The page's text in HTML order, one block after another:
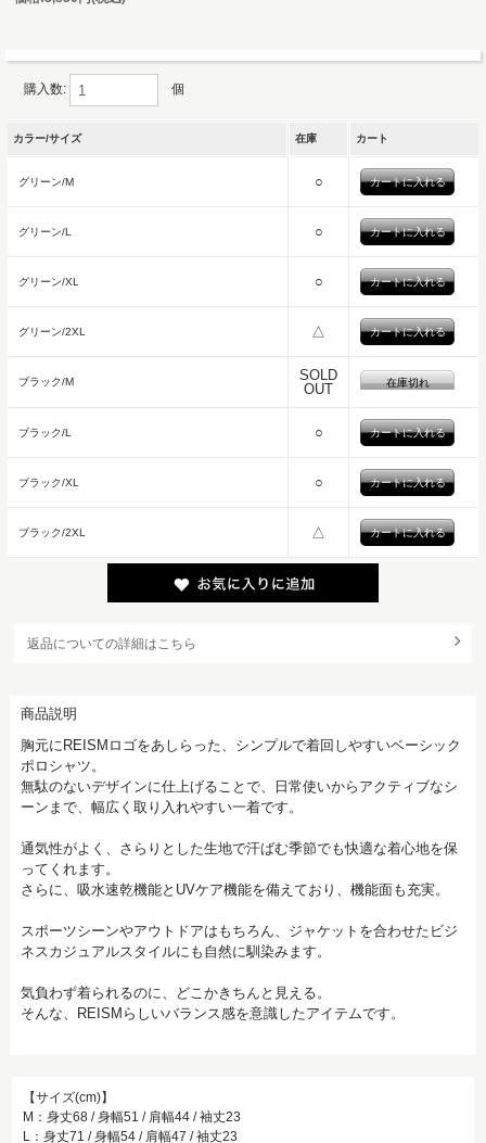
購入数: 個
カラー/サイズ 在庫 カート
グリーン/M ○
グリーン/L ○
グリーン/XL ○
グリーン/2XL △
ブラック/M
SOLD
OUT
在庫切れ
ブラック/L ○
ブラック/XL ○
ブラック/2XL △
返品についての詳細はこちら
商品説明
胸元にREISMロゴをあしらった、シンプルで着回しやすいベーシック
ポロシャツ。
無駄のないデザインに仕上げることで、日常使いからアクティブなシ
ーンまで、幅広く取り入れやすい一着です。
通気性がよく、さらりとした生地で汗ばむ季節でも快適な着心地を保
ってくれます。
さらに、吸水速乾機能とUVケア機能を備えており、機能面も充実。
スポーツシーンやアウトドアはもちろん、ジャケットを合わせたビジ
ネスカジュアルスタイルにも自然に馴染みます。
気負わず着られるのに、どこかきちんと見える。
そんな、REISMらしいバランス感を意識したアイテムです。
【サイズ(cm)】
M：身丈68 / 身幅51 / 肩幅44 / 袖丈23
L：身丈71 / 身幅54 / 肩幅47 / 袖丈23